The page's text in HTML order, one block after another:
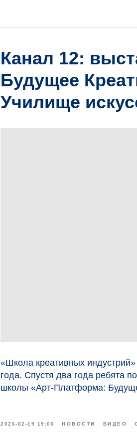
Канал 12:
Будущее
Училище
«Школа креативных
года. Спустя два года ребята
школы «Арт-Платформа:
2026-02-19 19:00 НОВОСТИ ВИДЕО